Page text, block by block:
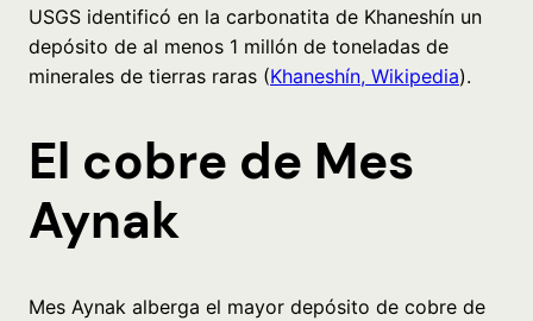
USGS identificó en la carbonatita de Khaneshín un
depósito de al menos 1 millón de toneladas de
minerales de tierras raras (Khaneshín, Wikipedia).
El cobre de Mes
Aynak
Mes Aynak alberga el mayor depósito de cobre de